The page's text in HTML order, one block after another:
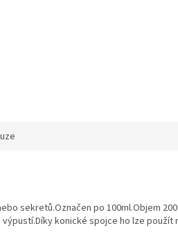
sekretů.Označen po 100ml.Objem
konické spojce ho lze použít